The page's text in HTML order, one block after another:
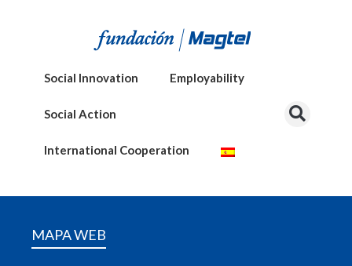
Social Innovation Employability
Social Action
International Cooperation
MAPA WEB